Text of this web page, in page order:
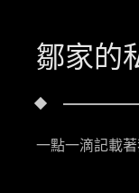
鄒家的
一點一滴記載